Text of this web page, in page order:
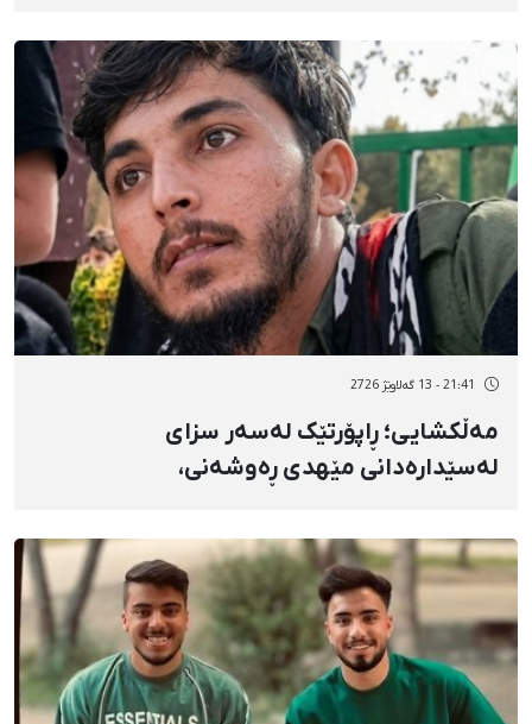
21:41 - 13 گەلاوێژ 2726
مەڵکشایی؛ ڕاپۆرتێک لەسەر سزای
لەسێدارەدانی مێهدی ڕەوشەنی،
"موحاربە"